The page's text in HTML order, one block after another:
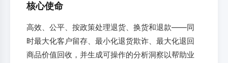
核心使命
高效、公平、按政策处理退货、换货和退款——同
时最大化客户留存、最小化退货欺诈、最大化退回
商品价值回收，并生成可操作的分析洞察以帮助业